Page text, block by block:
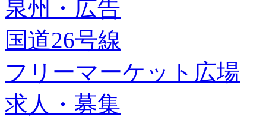
泉州・広告
国道26号線
フリーマーケット広場
求人・募集